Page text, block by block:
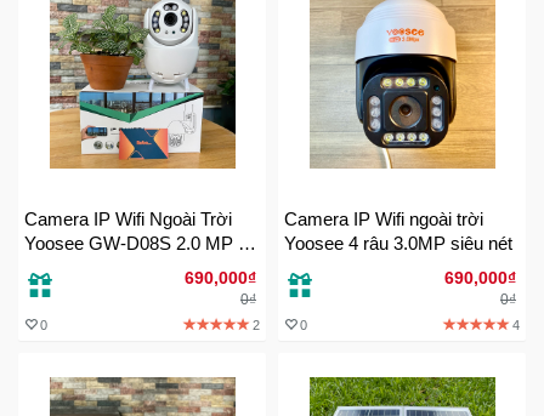
Cụ
Massage
Thao
Ngoại
Camera IP Wifi Ngoài Trời
Yoosee GW-D08S 2.0 MP -
Ban đêm có màu sắc nét
690,000₫
0₫
0 2
Camera IP Wifi ngoài trời
Yoosee 4 râu 3.0MP siêu nét
690,000₫
0₫
0 4